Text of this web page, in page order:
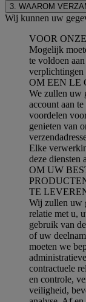
3. WAAROM
Wij kunnen uw
VOOR
Mogelijk
te voldoen
verplichtingen
OM EEN LE
We zullen uw
account aan
voordelen
genieten van
Elke
deze diensten
OM UW
TE
Wij zullen uw
relatie met u,
gebruik van
of uw
moeten we
contractuele
en controle,
veiligheid,